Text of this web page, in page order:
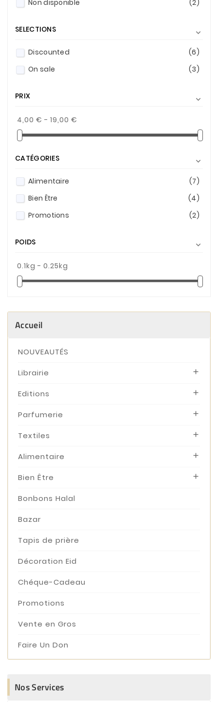
Non disponible (2)
SELECTIONS 
Discounted
(6)
On sale
(3)
PRIX 
4,00 € - 19,00 €
CATÉGORIES 
Alimentaire
(7)
Bien Être
(4)
Promotions
(2)
POIDS 
0.1kg - 0.25kg
Accueil
NOUVEAUTÉS
Librairie 
Editions 
Parfumerie 
Textiles 
Alimentaire 
Bien Être 
Bonbons Halal
Bazar
Tapis de prière
Décoration Eid
Chéque-Cadeau
Promotions
Vente en Gros
Faire Un Don
Nos Services